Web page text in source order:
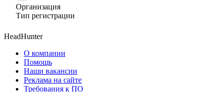
Организация
Тип регистрации
HeadHunter
О компании
Помощь
Наши вакансии
Реклама на сайте
Требования к ПО